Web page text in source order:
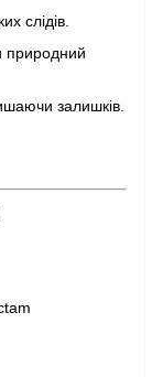
слідів.
природний
залишків.